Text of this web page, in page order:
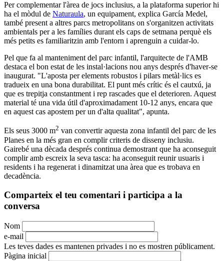
Per complementar l'àrea de jocs inclusius, a la plataforma superior hi
ha el mòdul de Naturaula, un equipament, explica García Medel,
també present a altres parcs metropolitans on s'organitzen activitats
ambientals per a les famílies durant els caps de setmana perquè els
més petits es familiaritzin amb l'entorn i aprenguin a cuidar-lo.
Pel que fa al manteniment del parc infantil, l'arquitecte de l'AMB
destaca el bon estat de les instal·lacions nou anys després d'haver-se
inaugurat. "L'aposta per elements robustos i pilars metàl·lics es
tradueix en una bona durabilitat. El punt més crític és el cautxú, ja
que es trepitja constantment i rep rascades que el deterioren. Aquest
material té una vida útil d'aproximadament 10-12 anys, encara que
en aquest cas apostem per un d'alta qualitat", apunta.
Els seus 3000 m2 van convertir aquesta zona infantil del parc de les
Planes en la més gran en complir criteris de disseny inclusiu.
Gairebé una dècada després continua demostrant que ha aconseguit
complir amb escreix la seva tasca: ha aconseguit reunir usuaris i
residents i ha regenerat i dinamitzat una àrea que es trobava en
decadència.
Comparteix el teu comentari i participa a la
conversa
Nom
e-mail
Les teves dades es mantenen privades i no es mostren públicament.
Pàgina inicial